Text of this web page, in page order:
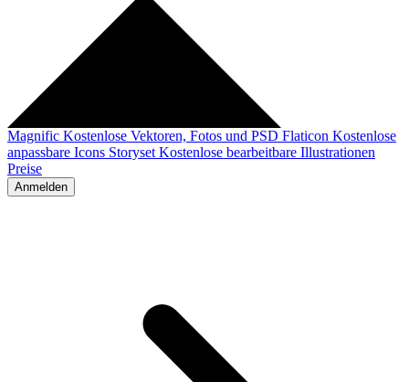
Magnific Kostenlose Vektoren, Fotos und PSD Flaticon Kostenlose
anpassbare Icons Storyset Kostenlose bearbeitbare Illustrationen
Preise
Anmelden